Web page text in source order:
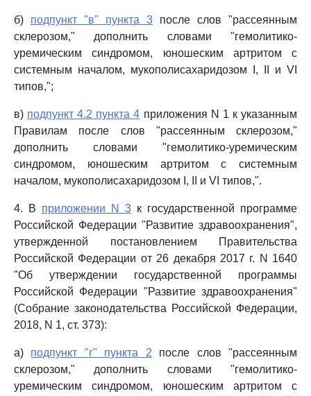
б) подпункт "в" пункта 3 после слов "рассеянным
склерозом," дополнить словами "гемолитико-
уремическим синдромом, юношеским артритом с
системным началом, мукополисахаридозом I, II и VI
типов,";
в) подпункт 4.2 пункта 4 приложения N 1 к указанным
Правилам после слов "рассеянным склерозом,"
дополнить словами "гемолитико-уремическим
синдромом, юношеским артритом с системным
началом, мукополисахаридозом I, II и VI типов,".
4. В приложении N 3 к государственной программе
Российской Федерации "Развитие здравоохранения",
утвержденной постановлением Правительства
Российской Федерации от 26 декабря 2017 г. N 1640
"Об утверждении государственной программы
Российской Федерации "Развитие здравоохранения"
(Собрание законодательства Российской Федерации,
2018, N 1, ст. 373):
а) подпункт "г" пункта 2 после слов "рассеянным
склерозом," дополнить словами "гемолитико-
уремическим синдромом, юношеским артритом с